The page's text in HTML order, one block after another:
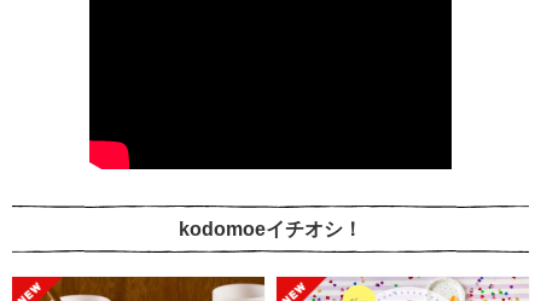
kodomoeイチオシ！